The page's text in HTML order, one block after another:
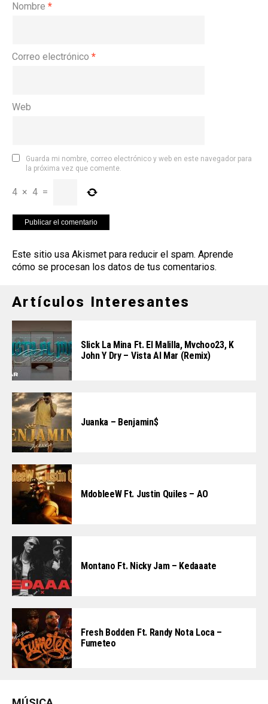
Nombre *
Correo electrónico *
Web
Guarda mi nombre, correo electrónico y web en este navegador para
la próxima vez que comente.
4 × 4 =
Este sitio usa Akismet para reducir el spam. Aprende
cómo se procesan los datos de tus comentarios.
Artículos Interesantes
Slick La Mina Ft. El Malilla, Mvchoo23, K
John Y Dry – Vista Al Mar (Remix)
Juanka – Benjamin$
MdobleeW Ft. Justin Quiles – AO
Montano Ft. Nicky Jam – Kedaaate
Fresh Bodden Ft. Randy Nota Loca –
Fumeteo